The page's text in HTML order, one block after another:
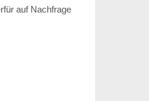
auf Nachfrage